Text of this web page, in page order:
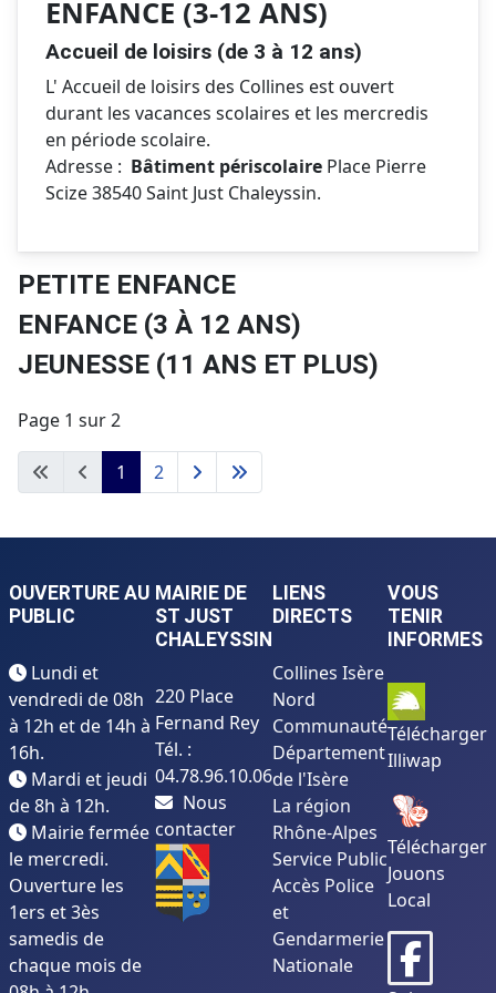
ENFANCE (3-12 ANS)
Accueil de loisirs (de 3 à 12 ans)
L' Accueil de loisirs des Collines est ouvert
durant les vacances scolaires et les mercredis
en période scolaire.
Adresse : Bâtiment périscolaire Place Pierre
Scize 38540 Saint Just Chaleyssin.
PETITE ENFANCE
ENFANCE (3 À 12 ANS)
JEUNESSE (11 ANS ET PLUS)
Page 1 sur 2
1 2
OUVERTURE AU
PUBLIC
Lundi et
vendredi de 08h
à 12h et de 14h à
16h.
Mardi et jeudi
de 8h à 12h.
Mairie fermée
le mercredi.
Ouverture les
1ers et 3ès
samedis de
chaque mois de
MAIRIE DE
ST JUST
CHALEYSSIN
220 Place
Fernand Rey
Tél. :
04.78.96.10.06
Nous
contacter
LIENS
DIRECTS
Collines Isère
Nord
Communauté
Département
de l'Isère
La région
Rhône-Alpes
Service Public
Accès Police
et
Gendarmerie
Nationale
VOUS
TENIR
INFORMES
Télécharger
Illiwap
Télécharger
Jouons
Local